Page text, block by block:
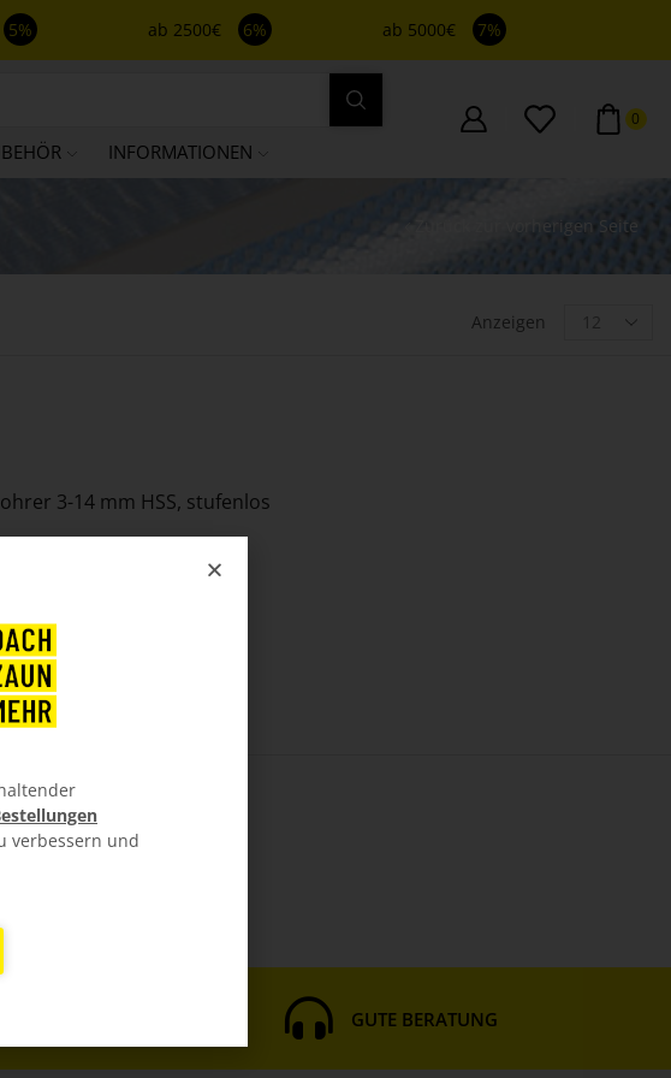
5% ab 2500€ 6% ab 5000€ 7%
INFORMATIONEN
0
Zurück zur vorherigen Seite
Anzeigen
3-14 mm HSS, stufenlos
GUTE BERATUNG
verbessern und